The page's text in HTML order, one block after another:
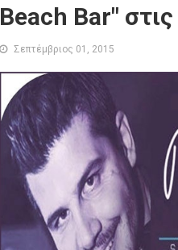
Beach Bar"
Σεπτέμβριος 01, 2015